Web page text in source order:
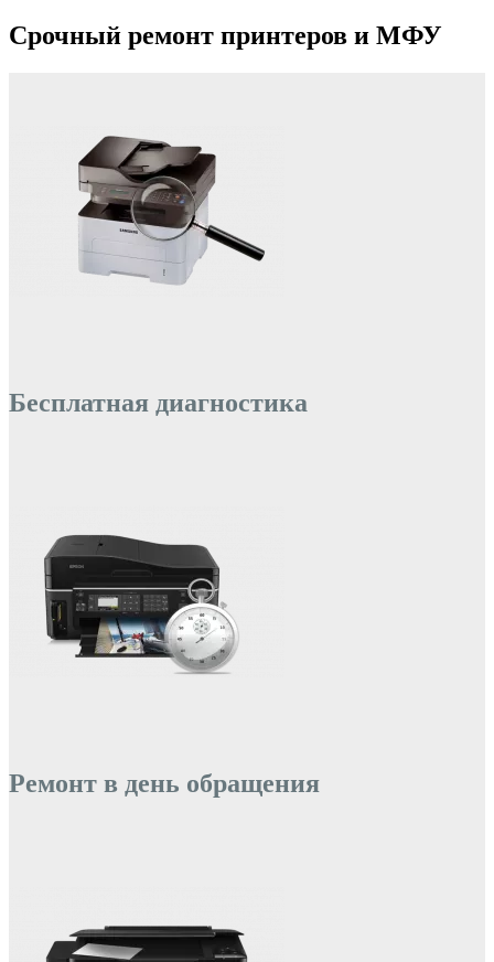
Срочный ремонт принтеров и МФУ
Бесплатная диагностика
Ремонт в день обращения